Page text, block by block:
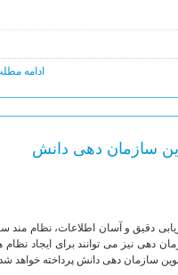
ادامه
سازمان دهی دانش
دقیق و آسان اطلاعات، نظام مند
دهی نیز می توانند برای ایجاد نظام
سازمان دهی دانش پرداخته خواهد